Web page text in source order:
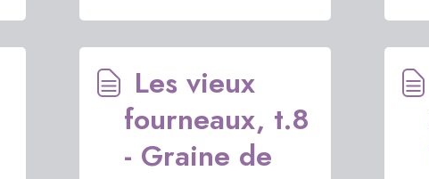
Les vieux
fourneaux, t.8
- Graine de